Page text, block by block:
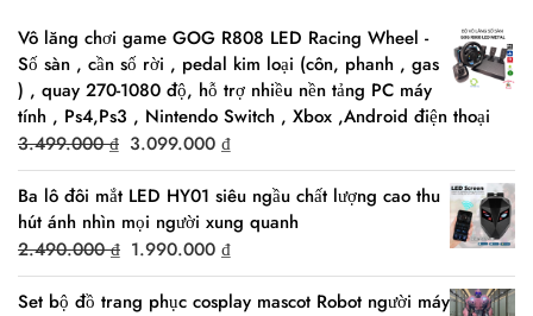
Vô lăng chơi game GOG R808 LED Racing Wheel -
Số sàn , cần số rời , pedal kim loại (côn, phanh , gas
) , quay 270-1080 độ, hỗ trợ nhiều nền tảng PC máy
tính , Ps4,Ps3 , Nintendo Switch , Xbox ,Android điện thoại
3.499.000₫ Original
price
was:
3.499.000 ₫.
3.099.000 ₫
price
is:
3.099.000 ₫.
Ba lô đôi mắt LED HY01 siêu ngầu chất lượng cao thu
hút ánh nhìn mọi người xung quanh
2.490.000₫ Original
price
was:
1.990.000 ₫
price
is:
Set bộ đồ trang phục cosplay mascot Robot người máy